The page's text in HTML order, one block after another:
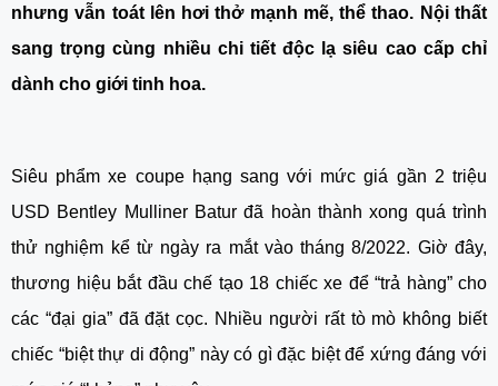
nhưng vẫn toát lên hơi thở mạnh mẽ, thể thao. Nội thất
sang trọng cùng nhiều chi tiết độc lạ siêu cao cấp chỉ
dành cho giới tinh hoa.
Siêu phẩm xe coupe hạng sang với mức giá gần 2 triệu
USD Bentley Mulliner Batur đã hoàn thành xong quá trình
thử nghiệm kể từ ngày ra mắt vào tháng 8/2022. Giờ đây,
thương hiệu bắt đầu chế tạo 18 chiếc xe để “trả hàng” cho
các “đại gia” đã đặt cọc. Nhiều người rất tò mò không biết
chiếc “biệt thự di động” này có gì đặc biệt để xứng đáng với